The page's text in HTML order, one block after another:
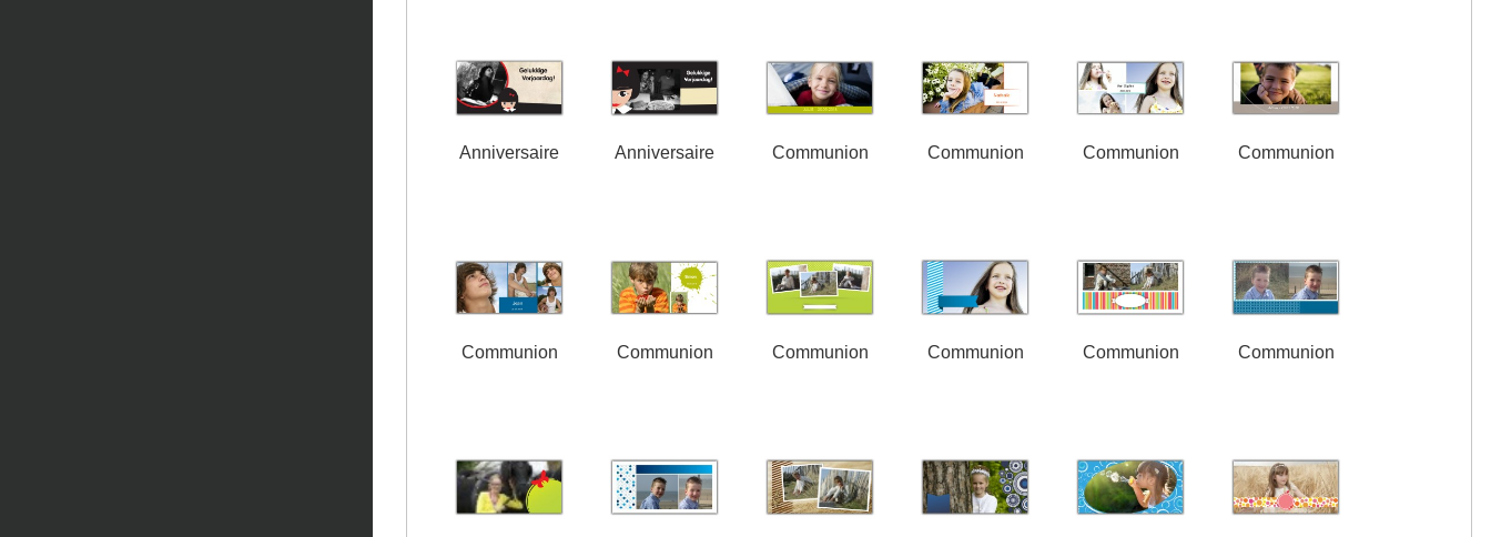
Anniversaire Anniversaire Communion Communion Communion Communion
Communion Communion Communion Communion Communion Communion